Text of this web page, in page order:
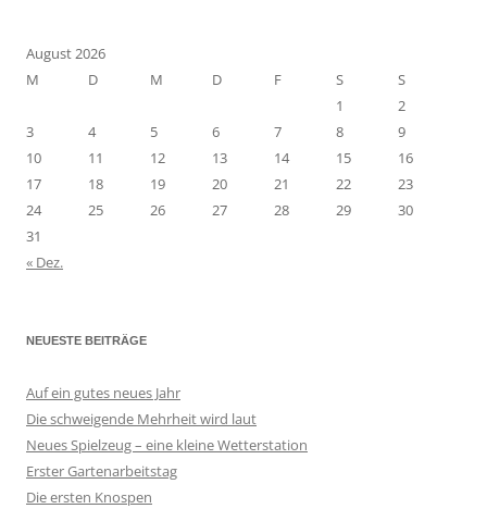
August 2026
M
D M D F S
S
1
2
3
4 5 6 7 8
9
10
11 12 13 14 15
16
17
18 19 20 21 22
23
24
25 26 27 28 29
30
31
« Dez.
NEUESTE BEITRÄGE
Auf ein gutes neues Jahr
Die schweigende Mehrheit wird laut
Neues Spielzeug – eine kleine Wetterstation
Erster Gartenarbeitstag
Die ersten Knospen